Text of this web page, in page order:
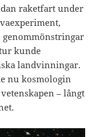
raketfart under
kunde
landvinningar.
nu kosmologin
– långt